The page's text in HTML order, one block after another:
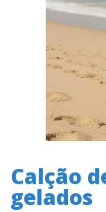
Calção
gelados